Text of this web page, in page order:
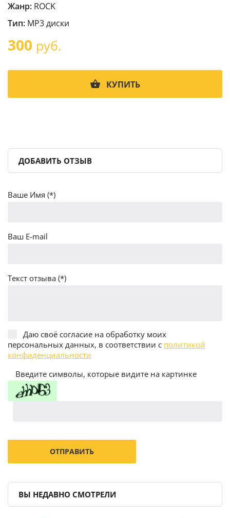
Жанр: ROCK
Тип: MP3 диски
300 руб.
КУПИТЬ
ДОБАВИТЬ ОТЗЫВ
Ваше Имя (*)
Ваш E-mail
Текст отзыва (*)
Даю своё согласие на обработку моих
персональных данных, в соответствии с политикой
конфиденциальности
Введите символы, которые видите на картинке
ВЫ НЕДАВНО СМОТРЕЛИ